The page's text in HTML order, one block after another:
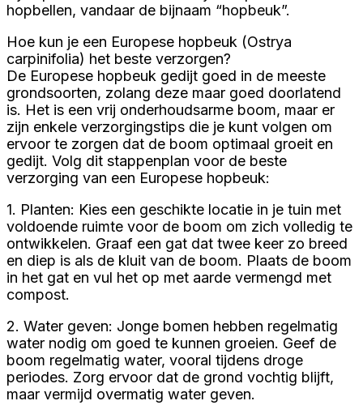
hopbellen, vandaar de bijnaam “hopbeuk”.
Hoe kun je een Europese hopbeuk (Ostrya
carpinifolia) het beste verzorgen?
De Europese hopbeuk gedijt goed in de meeste
grondsoorten, zolang deze maar goed doorlatend
is. Het is een vrij onderhoudsarme boom, maar er
zijn enkele verzorgingstips die je kunt volgen om
ervoor te zorgen dat de boom optimaal groeit en
gedijt. Volg dit stappenplan voor de beste
verzorging van een Europese hopbeuk:
1. Planten: Kies een geschikte locatie in je tuin met
voldoende ruimte voor de boom om zich volledig te
ontwikkelen. Graaf een gat dat twee keer zo breed
en diep is als de kluit van de boom. Plaats de boom
in het gat en vul het op met aarde vermengd met
compost.
2. Water geven: Jonge bomen hebben regelmatig
water nodig om goed te kunnen groeien. Geef de
boom regelmatig water, vooral tijdens droge
periodes. Zorg ervoor dat de grond vochtig blijft,
maar vermijd overmatig water geven.